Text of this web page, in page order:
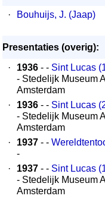
·
Bouhuijs, J. (Jaap)
Presentaties (overig):
·
1936 - - Sint Lucas
- Stedelijk Museum
Amsterdam
·
1936 - - Sint Lucas
- Stedelijk Museum
Amsterdam
·
1937 - -
-
·
1937 - - Sint Lucas
- Stedelijk Museum
Amsterdam